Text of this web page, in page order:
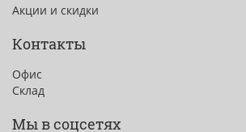
Акции и скидки
Контакты
Офис
Склад
Мы в соцсетях